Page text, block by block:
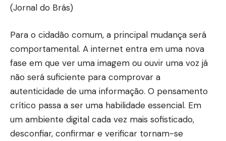
(Jornal do Brás)
Para o cidadão comum, a principal mudança será
comportamental. A internet entra em uma nova
fase em que ver uma imagem ou ouvir uma voz já
não será suficiente para comprovar a
autenticidade de uma informação. O pensamento
crítico passa a ser uma habilidade essencial. Em
um ambiente digital cada vez mais sofisticado,
desconfiar, confirmar e verificar tornam-se